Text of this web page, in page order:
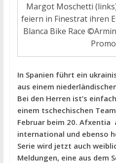
Margot Moschetti
feiern in Finestrat ihren
Blanca Bike Race
In Spanien führt ein
aus einem
Bei den Herren ist’s
einem tschechischen
Februar beim 20. Afxentia
international und ebenso
Serie wird jetzt auch
Meldungen, eine aus dem